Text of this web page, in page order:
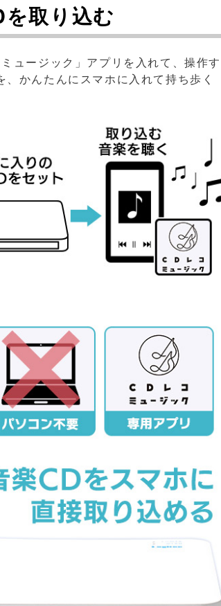
取り込む
ュージック」アプリを入れて、操作す
かんたんにスマホに入れて持ち歩く